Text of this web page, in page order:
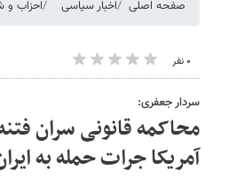
صفحه اصلی اخبار سیاسی احزاب
۰ نفر
سردار جعفری:
محاکمه قانونی سران
آمریکا جرات حمله به